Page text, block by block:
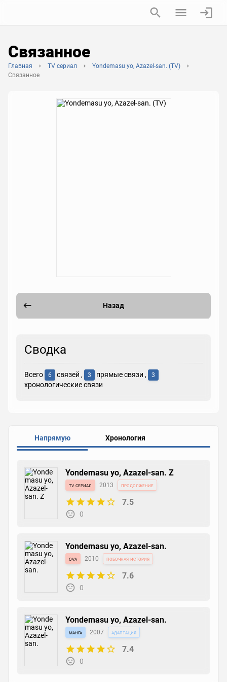
Связанное
Главная TV сериал
Yondemasu yo, Azazel-san. (TV)
Связанное
Назад
Сводка
Всего 6 связей , 3 прямые связи , 3
хронологические связи
Напрямую Хронология
Yondemasu yo, Azazel-san. Z
tv сериал 2013 продолжение
7.5
0
Yondemasu yo, Azazel-san.
ova 2010 побочная история
7.6
0
Yondemasu yo, Azazel-san.
манга 2007 адаптация
7.4
0